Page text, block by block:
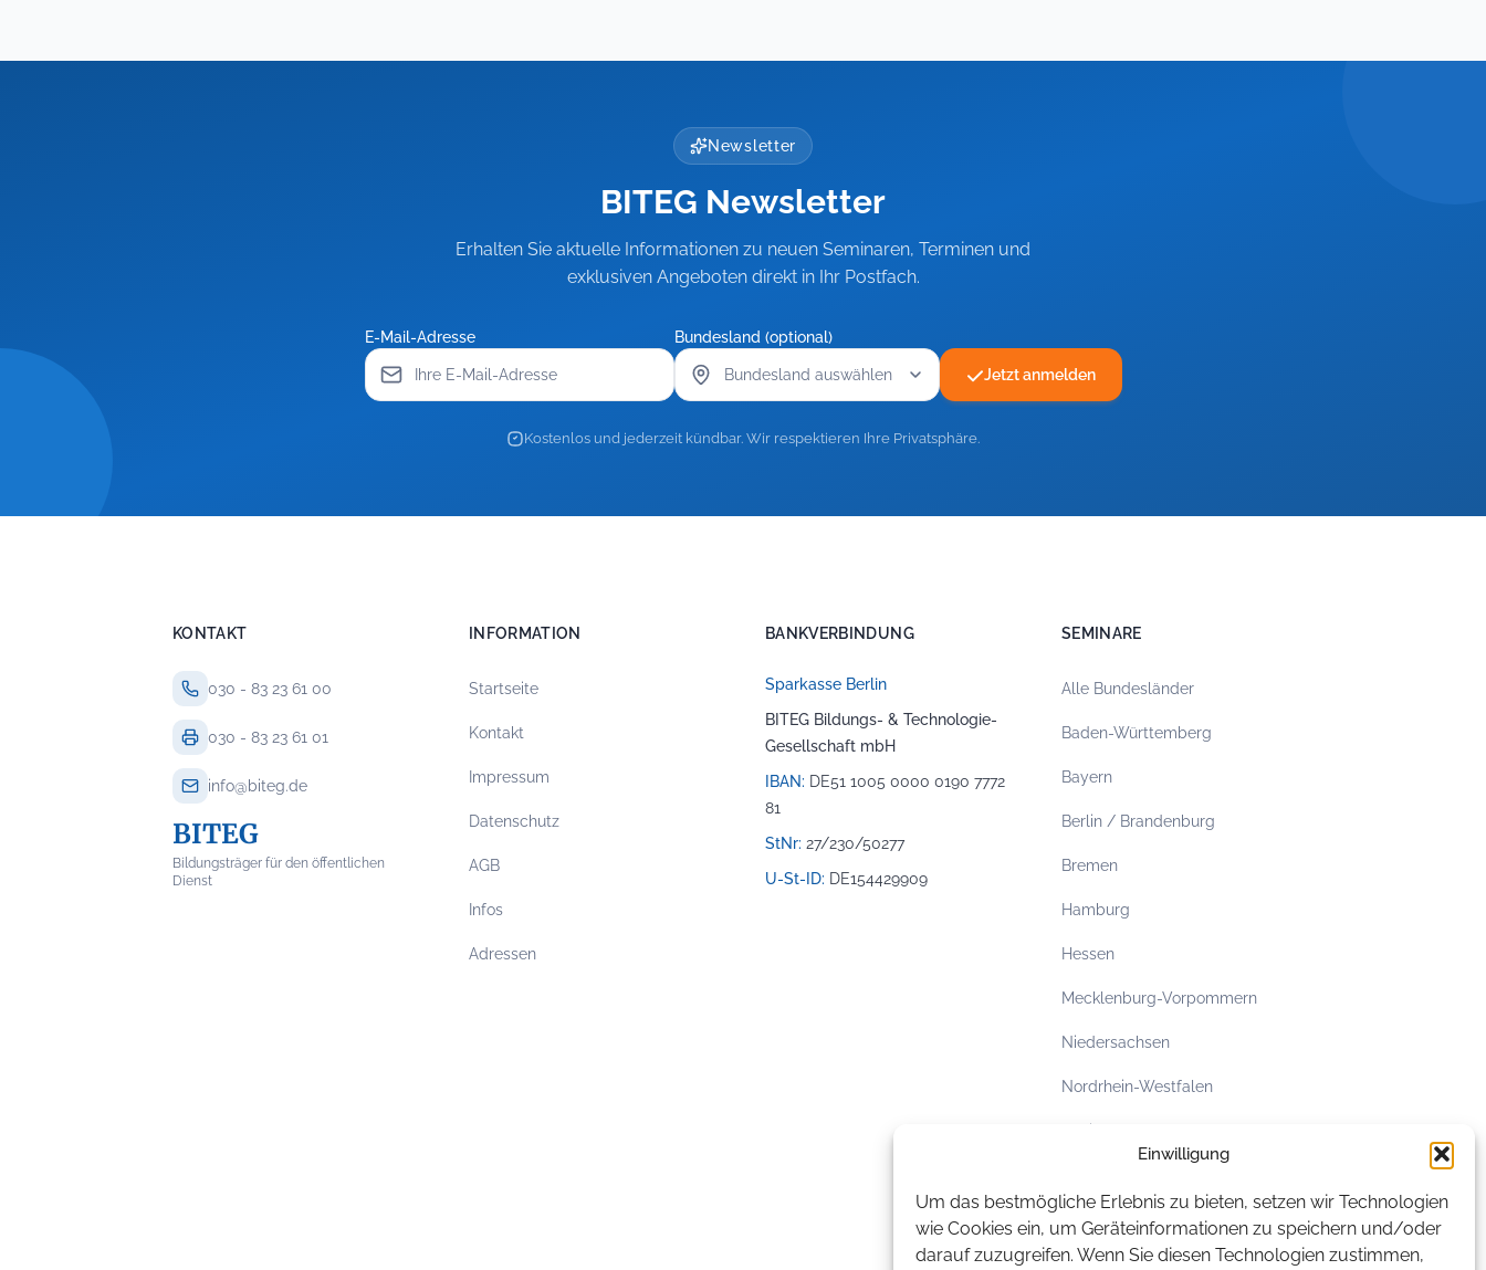
Einwilligung
Um das bestmögliche Erlebnis zu bieten, setzen wir Technologien
wie Cookies ein, um Geräteinformationen zu speichern und/oder
darauf zuzugreifen. Wenn Sie diesen Technologien zustimmen,
Newsletter
BITEG Newsletter
Erhalten Sie aktuelle Informationen zu neuen Seminaren, Terminen und
exklusiven Angeboten direkt in Ihr Postfach.
E-Mail-Adresse Bundesland (optional)
Jetzt anmelden
Kostenlos und jederzeit kündbar. Wir respektieren Ihre Privatsphäre.
KONTAKT
030 - 83 23 61 00
030 - 83 23 61 01
info@biteg.de
BITEG
Bildungsträger für den öffentlichen
Dienst
INFORMATION
Startseite
Kontakt
Impressum
Datenschutz
AGB
Infos
Adressen
BANKVERBINDUNG
Sparkasse Berlin
BITEG Bildungs- & Technologie-
Gesellschaft mbH
IBAN: DE51 1005 0000 0190 7772
81
StNr: 27/230/50277
U-St-ID: DE154429909
SEMINARE
Alle Bundesländer
Baden-Württemberg
Bayern
Berlin / Brandenburg
Bremen
Hamburg
Hessen
Mecklenburg-Vorpommern
Niedersachsen
Nordrhein-Westfalen
Sachsen
Sachsen-Anhalt